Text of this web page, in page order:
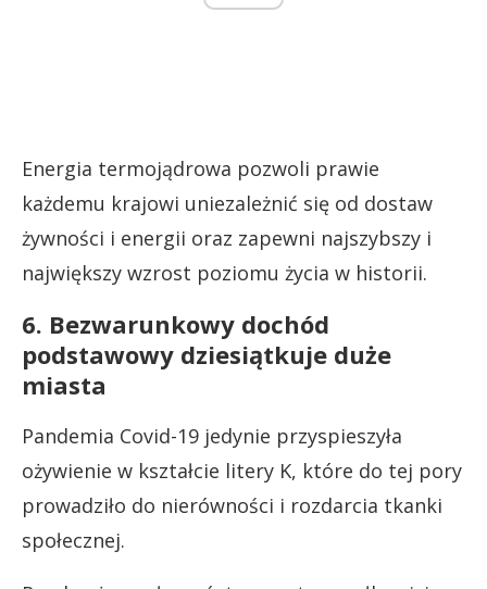
Energia termojądrowa pozwoli prawie
każdemu krajowi uniezależnić się od dostaw
żywności i energii oraz zapewni najszybszy i
największy wzrost poziomu życia w historii.
6. Bezwarunkowy dochód
podstawowy dziesiątkuje duże
miasta
Pandemia Covid-19 jedynie przyspieszyła
ożywienie w kształcie litery K, które do tej pory
prowadziło do nierówności i rozdarcia tkanki
społecznej.